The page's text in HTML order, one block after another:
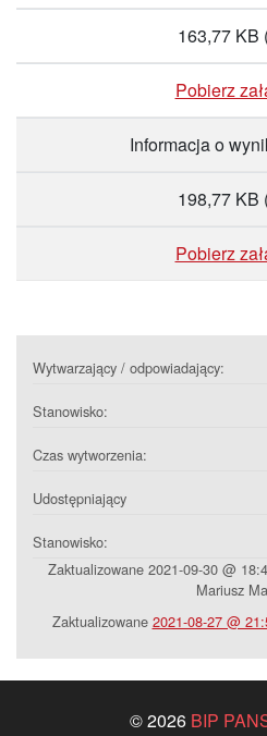
163,77 KB
Pobierz
Informacja o
198,77 KB
Pobierz
Wytwarzający / odpowiadający:
Stanowisko:
Czas wytworzenia:
Udostępniający
Stanowisko:
Zaktualizowane 2021-09-30 @
Mariusz
Zaktualizowane 2021-08-27 @
© 2026 BIP